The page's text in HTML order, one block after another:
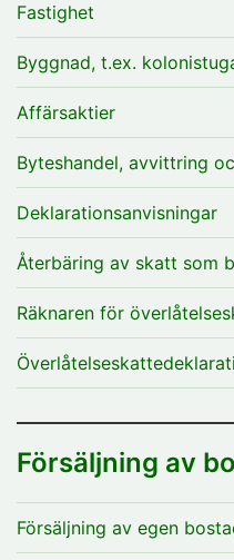
Fastighet
Byggnad, t.ex.
Affärsaktier
Byteshandel, avvittring
Deklarationsanvisningar
Återbäring av skatt som
Räknaren för
Försäljning av
Försäljning av egen